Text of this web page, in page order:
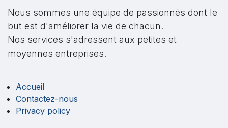
Nous sommes une équipe de passionnés dont le
but est d'améliorer la vie de chacun.
Nos services s'adressent aux petites et
moyennes entreprises.
Accueil
Contactez-nous
Privacy policy